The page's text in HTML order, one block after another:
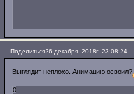
Поделиться26 декабря, 2018г. 23:08:24
Выглядит неплохо. Анимацию освоил?
0